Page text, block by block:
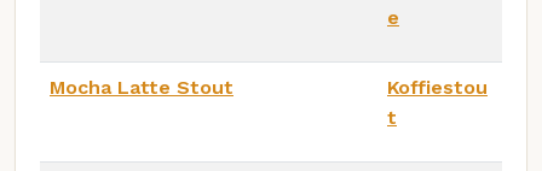
e
Mocha Latte Stout
Koffiestou
t